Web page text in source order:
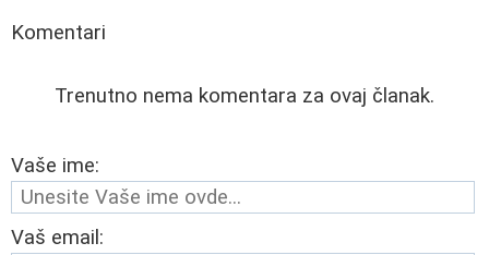
Komentari
Trenutno nema komentara za ovaj članak.
Vaše ime:
Vaš email: